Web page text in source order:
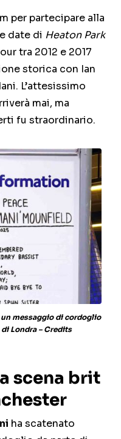
per partecipare alla
date di Heaton Park
tra 2012 e 2017
storica con Ian
L’attesissimo
mai, ma
fu straordinario.
messaggio di cordoglio
Londra – Credits
scena brit
ha scatenato